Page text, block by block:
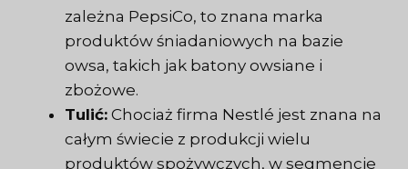
zależna PepsiCo, to znana marka
produktów śniadaniowych na bazie
owsa, takich jak batony owsiane i
zbożowe.
Tulić: Chociaż firma Nestlé jest znana na
całym świecie z produkcji wielu
produktów spożywczych, w segmencie